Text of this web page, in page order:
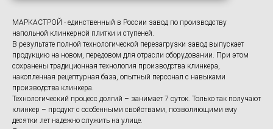
МАРКАСТРОЙ - единственный в России завод по производству
напольной клинкерной плитки и ступеней.
В результате полной технологической перезагрузки завод выпускает
продукцию на новом, передовом для отрасли оборудовании. При этом
сохранены традиционная технология производства клинкера,
накопленная рецептурная база, опытный персонал с навыками
производства клинкера.
Технологический процесс долгий – занимает 7 суток. Только так получают
клинкер – продукт с особенными свойствами, позволяющими ему
десятки лет надежно служить на улице.